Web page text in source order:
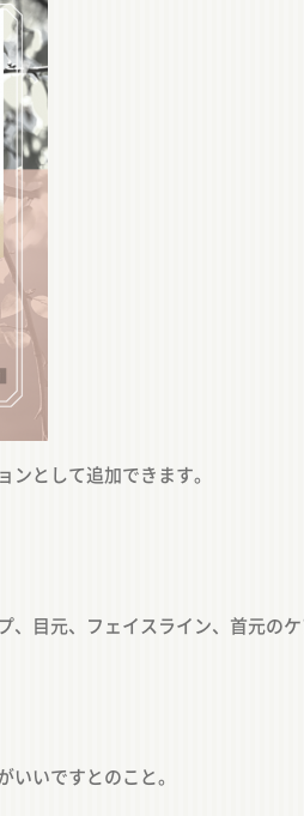
として追加できます。
目元、フェイスライン、首元のケ
いですとのこと。